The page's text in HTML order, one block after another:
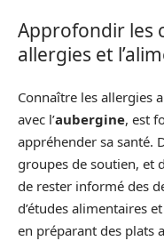
Approfondir les
allergies et
Connaître les allergies
avec l’aubergine, est
appréhender sa santé.
groupes de soutien, et
de rester informé des
d’études alimentaires et
en préparant des plats